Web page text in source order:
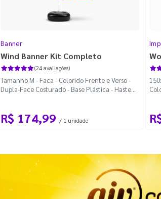
Banner
Wind Banner Kit Completo
(24 avaliações)
Tamanho M - Faca - Colorido Frente e Verso -
Dupla-Face Costurado - Base Plástica - Haste
R$ 174,99 / 1 unidade